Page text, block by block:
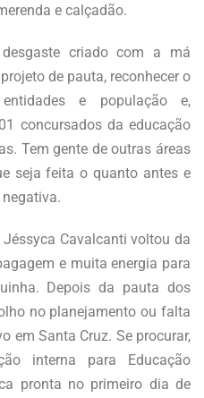
e calçadão.
criado com a má
de pauta, reconhecer o
e população e,
concursados da educação
Tem gente de outras áreas
seja feita o quanto antes e
Cavalcanti voltou da
e muita energia para
Depois da pauta dos
no planejamento ou falta
em Santa Cruz. Se procurar,
interna para Educação
pronta no primeiro dia de